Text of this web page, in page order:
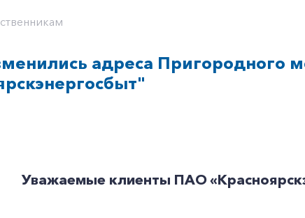
Заказать обратный звонокадреса Пригородного
Уважаемые клиенты ПАО